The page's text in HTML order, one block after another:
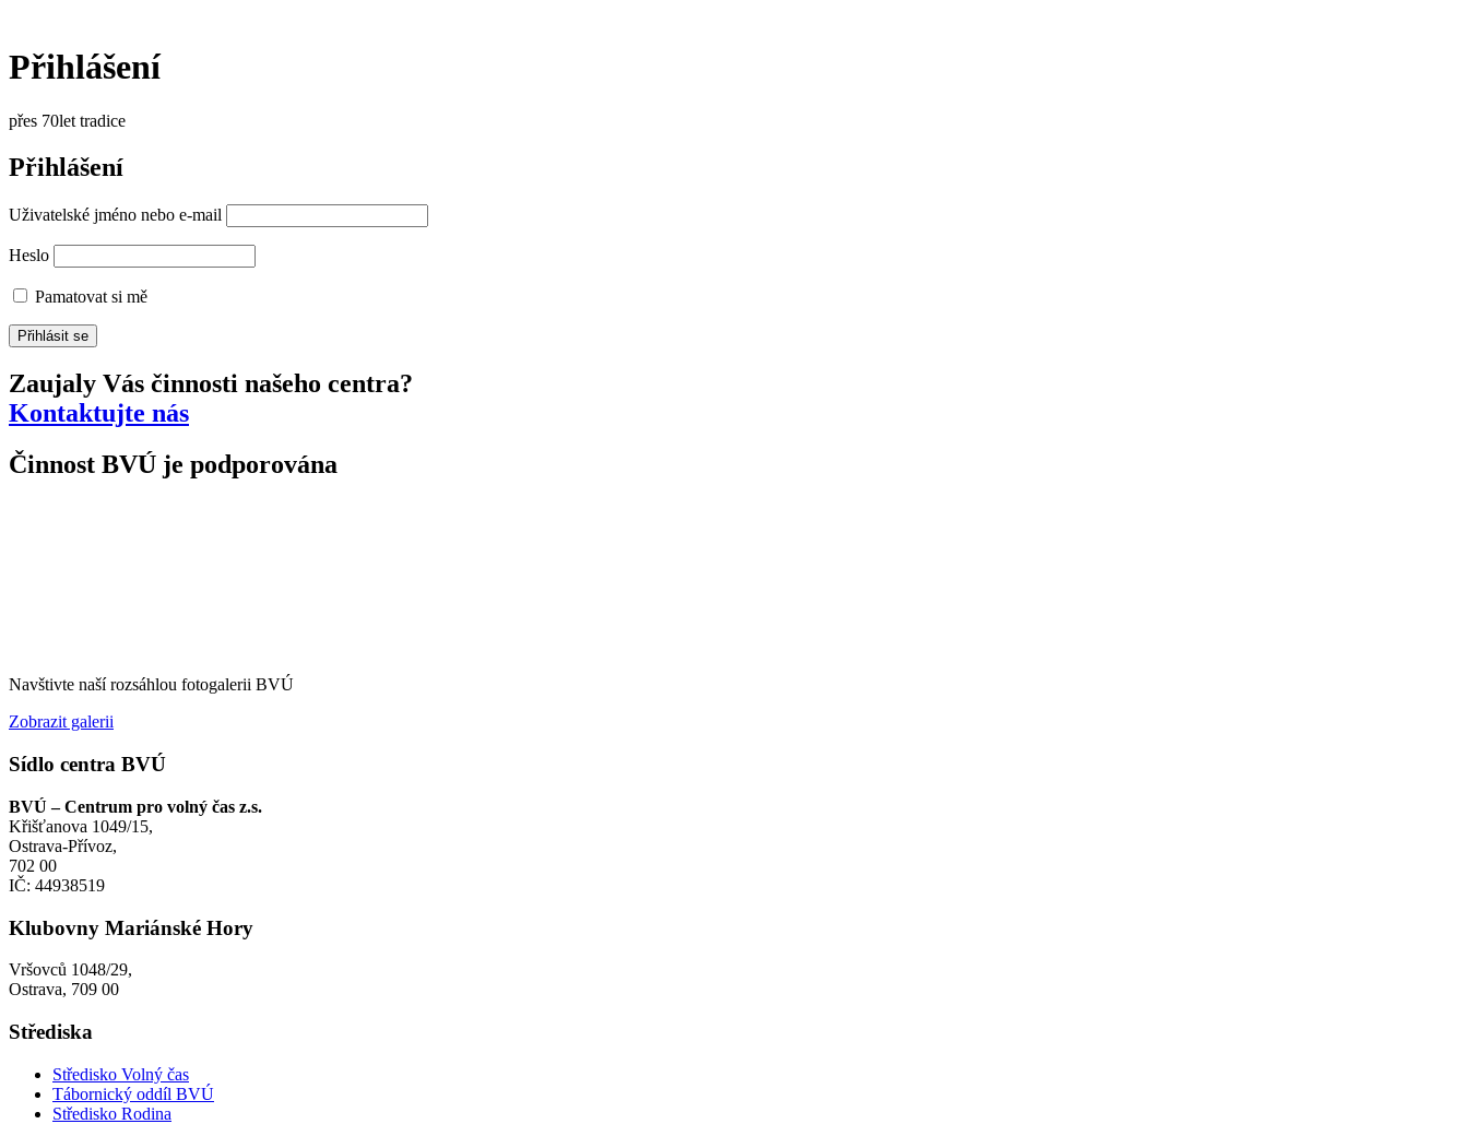
Přihlášení
přes 70let tradice
Přihlášení
Uživatelské jméno nebo e-mail
Heslo
Pamatovat si mě
Zaujaly Vás činnosti našeho centra?
Kontaktujte nás
Činnost BVÚ je podporována
Navštivte naší rozsáhlou fotogalerii BVÚ
Zobrazit galerii
Sídlo centra BVÚ
BVÚ – Centrum pro volný čas z.s.
Křišťanova 1049/15,
Ostrava-Přívoz,
702 00
IČ: 44938519
Klubovny Mariánské Hory
Vršovců 1048/29,
Ostrava, 709 00
Střediska
Středisko Volný čas
Tábornický oddíl BVÚ
Středisko Rodina